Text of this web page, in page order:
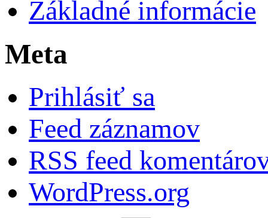
Základné informácie
Meta
Prihlásiť sa
Feed záznamov
RSS feed
WordPress.org